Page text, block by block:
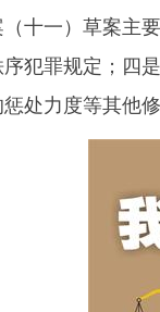
一）草案主要
犯罪规定；四
处力度等其他修